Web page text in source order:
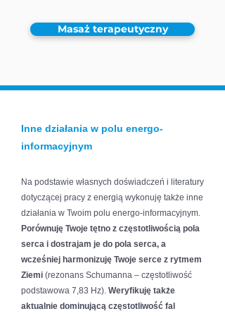
Masaż terapeutyczny
Inne działania w polu energo-
informacyjnym
Na podstawie własnych doświadczeń i literatury
dotyczącej pracy z energią wykonuję także inne
działania w Twoim polu energo-informacyjnym.
Porównuję Twoje tętno z częstotliwością pola
serca i dostrajam je do pola serca, a
wcześniej harmonizuję Twoje serce z rytmem
Ziemi (rezonans Schumanna – częstotliwość
podstawowa 7,83 Hz). Weryfikuję także
aktualnie dominującą częstotliwość fal